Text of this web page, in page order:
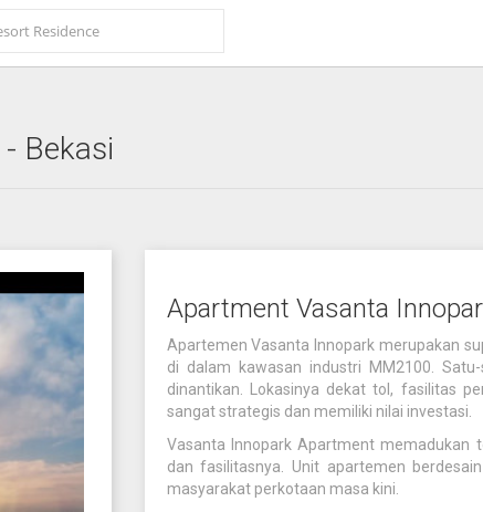
- Bekasi
Apartment Vasanta
Apartemen Vasanta Innopark merupakan
di dalam kawasan industri MM2100.
dinantikan. Lokasinya dekat tol, fasilitas
sangat strategis dan memiliki nilai investasi.
Vasanta Innopark Apartment memadukan
dan fasilitasnya. Unit apartemen
masyarakat perkotaan masa kini.